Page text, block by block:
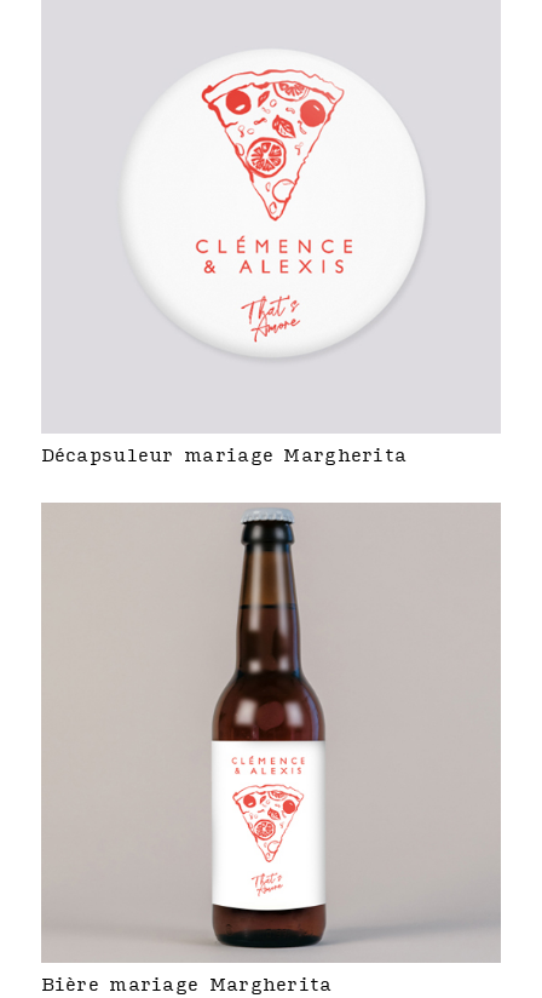
Décapsuleur mariage Margherita
Bière mariage Margherita